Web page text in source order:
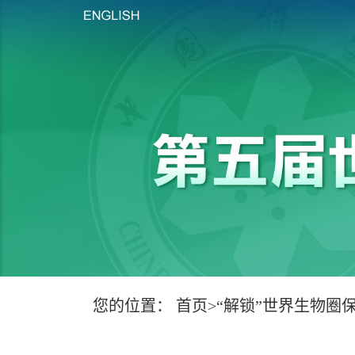
您的位置： 首页>“解锁”世界生物圈